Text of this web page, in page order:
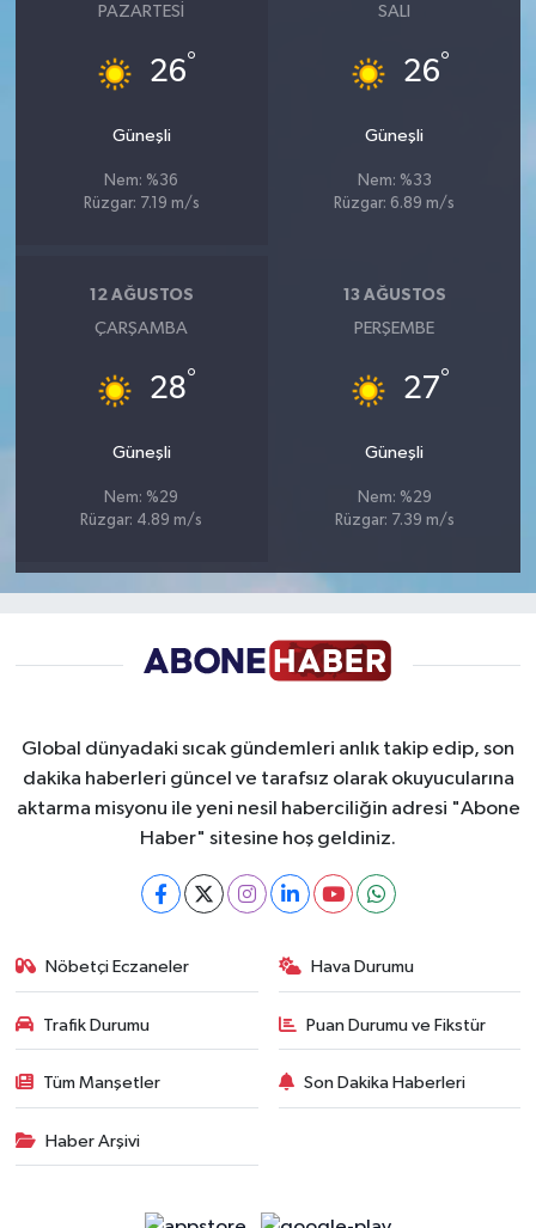
PAZARTESI
26°
Güneşli
Nem: %36
Rüzgar: 7.19 m/s
SALI
26°
Güneşli
Nem: %33
Rüzgar: 6.89 m/s
12 AĞUSTOS
ÇARŞAMBA
28°
Güneşli
Nem: %29
Rüzgar: 4.89 m/s
13 AĞUSTOS
PERŞEMBE
27°
Güneşli
Nem: %29
Rüzgar: 7.39 m/s
Global dünyadaki sıcak gündemleri anlık takip edip, son
dakika haberleri güncel ve tarafsız olarak okuyucularına
aktarma misyonu ile yeni nesil haberciliğin adresi "Abone
Haber" sitesine hoş geldiniz.
Nöbetçi Eczaneler Hava Durumu
Trafik Durumu Puan Durumu ve Fikstür
Tüm Manşetler Son Dakika Haberleri
Haber Arşivi